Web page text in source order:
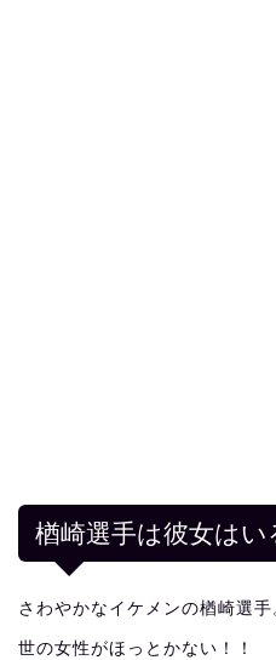
楢崎選手は彼女はい
さわやかなイケメンの楢崎選手
世の女性がほっとかない！！